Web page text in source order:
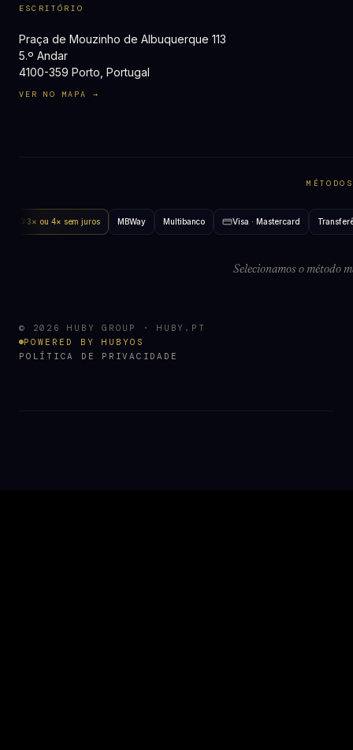
ESCRITÓRIO
Praça de Mouzinho de Albuquerque 113
5.º Andar
4100-359 Porto, Portugal
VER NO MAPA →
3× ou 4× sem juros MBWay Multibanco Visa · Mastercard
Selecionamos o método
© 2026 HUBY GROUP · HUBY.PT
POWERED BY HUBYOS
POLÍTICA DE PRIVACIDADE